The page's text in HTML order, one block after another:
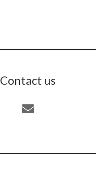
Contact us